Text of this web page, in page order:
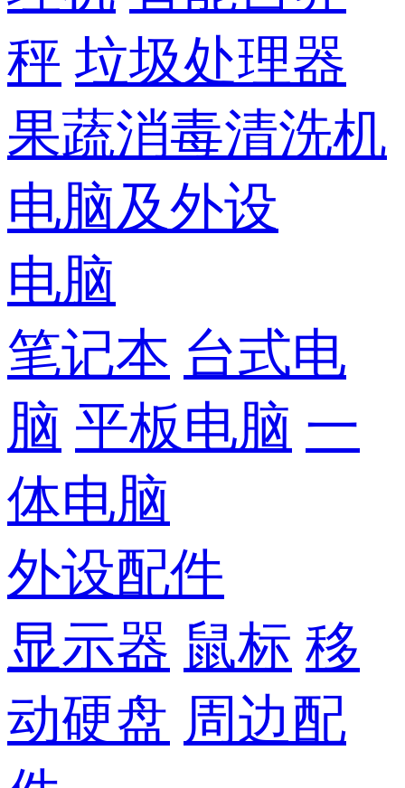
秤 垃圾处理器
果蔬消毒清洗机
电脑及外设
电脑
笔记本 台式电
脑 平板电脑 一
体电脑
外设配件
显示器 鼠标 移
动硬盘 周边配